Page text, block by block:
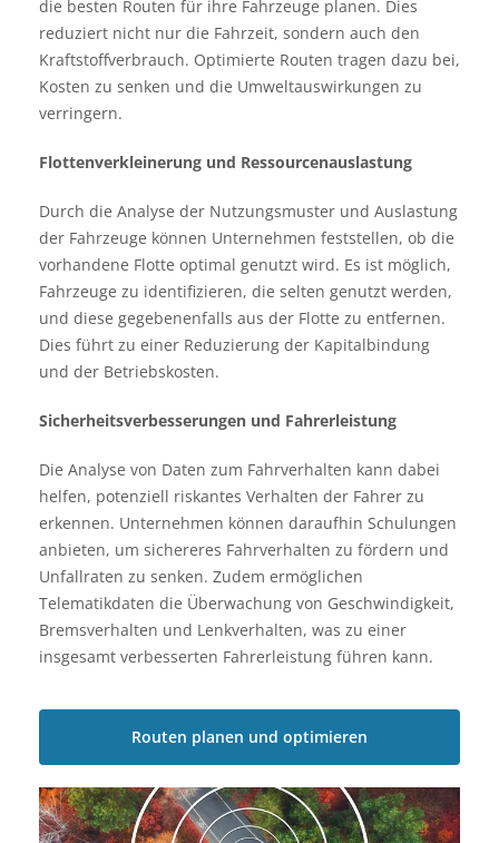
die besten Routen für ihre Fahrzeuge planen. Dies
reduziert nicht nur die Fahrzeit, sondern auch den
Kraftstoffverbrauch. Optimierte Routen tragen dazu bei,
Kosten zu senken und die Umweltauswirkungen zu
verringern.
Flottenverkleinerung und Ressourcenauslastung
Durch die Analyse der Nutzungsmuster und Auslastung
der Fahrzeuge können Unternehmen feststellen, ob die
vorhandene Flotte optimal genutzt wird. Es ist möglich,
Fahrzeuge zu identifizieren, die selten genutzt werden,
und diese gegebenenfalls aus der Flotte zu entfernen.
Dies führt zu einer Reduzierung der Kapitalbindung
und der Betriebskosten.
Sicherheitsverbesserungen und Fahrerleistung
Die Analyse von Daten zum Fahrverhalten kann dabei
helfen, potenziell riskantes Verhalten der Fahrer zu
erkennen. Unternehmen können daraufhin Schulungen
anbieten, um sichereres Fahrverhalten zu fördern und
Unfallraten zu senken. Zudem ermöglichen
Telematikdaten die Überwachung von Geschwindigkeit,
Bremsverhalten und Lenkverhalten, was zu einer
insgesamt verbesserten Fahrerleistung führen kann.
Routen planen und optimieren